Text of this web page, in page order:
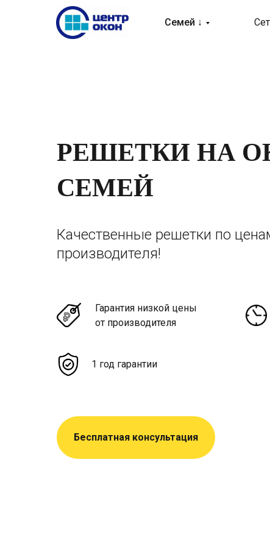
Семей ↓
РЕШЕТКИ НА
СЕМЕЙ
Гарантия низкой цены
от производителя
1 год гарантии
Бесплатная консультация
Качественные решетки по
производителя!